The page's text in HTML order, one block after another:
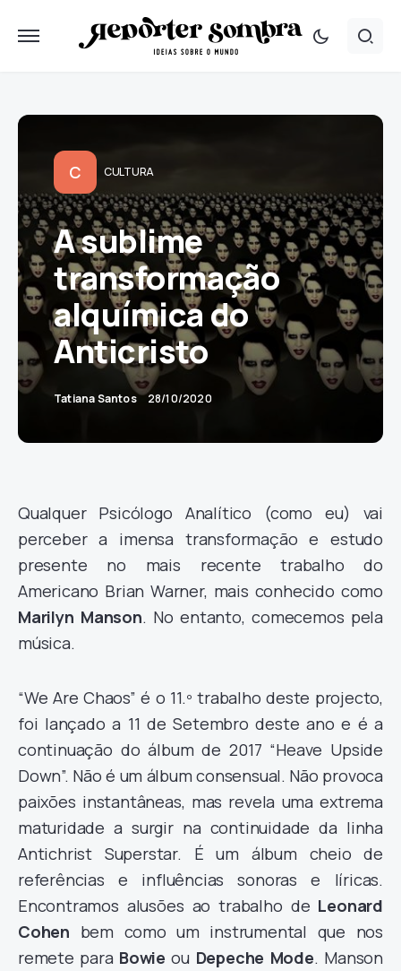
C CULTURA
A sublime
transformação
alquímica do
Anticristo
Tatiana Santos 28/10/2020
Qualquer Psicólogo Analítico (como eu) vai
perceber a imensa transformação e estudo
presente no mais recente trabalho do
Americano Brian Warner, mais conhecido como
Marilyn Manson. No entanto, comecemos pela
música.
“We Are Chaos” é o 11.º trabalho deste projecto,
foi lançado a 11 de Setembro deste ano e é a
continuação do álbum de 2017 “Heave Upside
Down”. Não é um álbum consensual. Não provoca
paixões instantâneas, mas revela uma extrema
maturidade a surgir na continuidade da linha
Antichrist Superstar. É um álbum cheio de
referências e influências sonoras e líricas.
Encontramos alusões ao trabalho de Leonard
Cohen bem como um instrumental que nos
remete para Bowie ou Depeche Mode. Manson